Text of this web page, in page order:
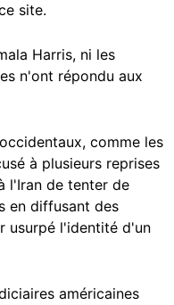
site.
Harris, ni les
n'ont répondu aux
comme les
à plusieurs reprises
l'Iran de tenter de
en diffusant des
usurpé l'identité d'un
américaines